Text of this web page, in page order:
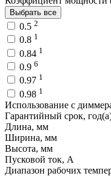
Выбрать все
0.5 2
0.8 1
0.84 1
0.9 6
0.97 1
0.98 1
Использование с
Гарантийный срок,
Длина, мм
Ширина, мм
Высота, мм
Пусковой ток, A
Диапазон рабочих